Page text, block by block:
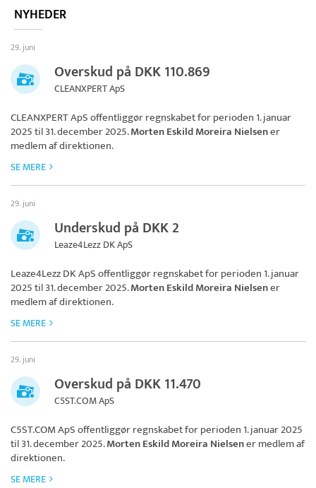
NYHEDER
29. juni
Overskud på DKK 110.869
CLEANXPERT ApS
CLEANXPERT ApSoffentliggør regnskabet for perioden 1. januar
2025 til 31. december 2025.Morten Eskild Moreira Nielsener
medlem af direktionen.
SE MERE
29. juni
Underskud på DKK 2
Leaze4Lezz DK ApS
Leaze4Lezz DK ApSoffentliggør regnskabet for perioden 1. januar
2025 til 31. december 2025.Morten Eskild Moreira Nielsener
medlem af direktionen.
SE MERE
29. juni
Overskud på DKK 11.470
C5ST.COM ApS
C5ST.COM ApSoffentliggør regnskabet for perioden 1. januar 2025
til 31. december 2025.Morten Eskild Moreira Nielsener medlem af
direktionen.
SE MERE